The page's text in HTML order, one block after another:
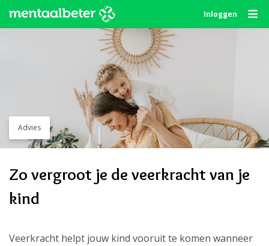
content
Inloggen
Advies
Zo vergroot je de veerkracht van je
kind
Veerkracht helpt jouw kind vooruit te komen wanneer